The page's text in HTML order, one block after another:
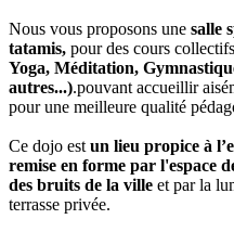
Nous vous proposons une salle
tatamis, pour des cours
Yoga, Méditation,
autres...).pouvant accueillir
pour une meilleure qualité
Ce dojo est un lieu propice à
remise en forme par l'espace
des bruits de la ville et par la
terrasse privée.